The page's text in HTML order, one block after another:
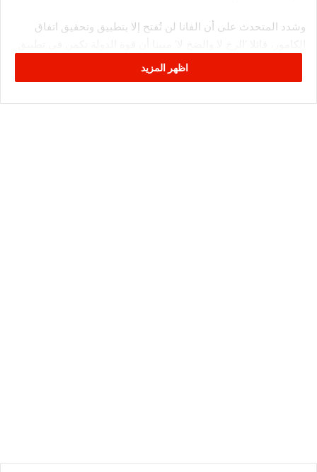
وشدد المتحدث على أن الفانا لن تُفتح إلا بتطبيق وتحقيق اتفاق
اتفاقياتها واحترامها لمواطنيها.اظهر المزيد